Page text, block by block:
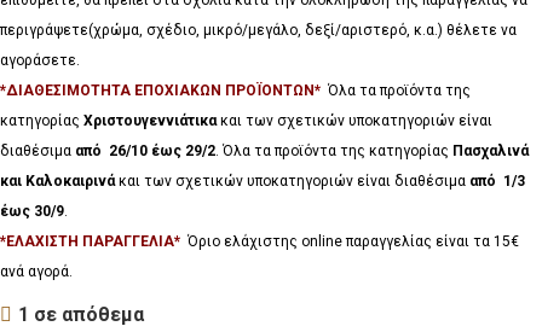
περιγράψετε(χρώμα, σχέδιο, μικρό/μεγάλο, δεξί/αριστερό, κ.α.) θέλετε να
αγοράσετε.
*ΔΙΑΘΕΣΙΜΟΤΗΤΑ ΕΠΟΧΙΑΚΩΝ ΠΡΟΪΟΝΤΩΝ* Όλα τα προϊόντα της
κατηγορίας Χριστουγεννιάτικακαι των σχετικών υποκατηγοριών είναι
διαθέσιμα από 26/10 έως 29/2 . Όλα τα προϊόντα της κατηγορίας Πασχαλινά
και Καλοκαιρινάκαι των σχετικών υποκατηγοριών είναι διαθέσιμα από 1/3
έως 30/9
*ΕΛΑΧΙΣΤΗ ΠΑΡΑΓΓΕΛΙΑ* Όριο ελάχιστης online παραγγελίας είναι τα 15€
ανά αγορά.
1 σε απόθεμα